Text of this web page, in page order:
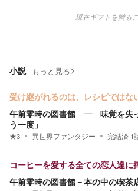
現在ギフトを贈る
小説 もっと見る
受け継がれるのは、レシピではな
午前零時の図書館 ― 味覚を失
う一度」
★3 異世界ファンタジー 完結済 1
コーヒーを愛する全ての恋人達に
午前零時の図書館－本の中の喫茶